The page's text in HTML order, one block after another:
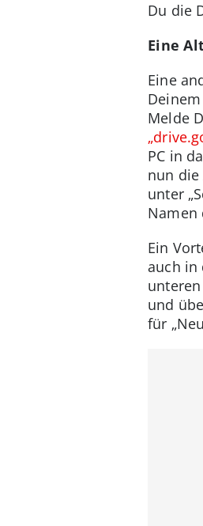
Du die
Eine
Eine
Deinem
Melde
PC in
nun
unter
Namen
Ein
auch in
und
für